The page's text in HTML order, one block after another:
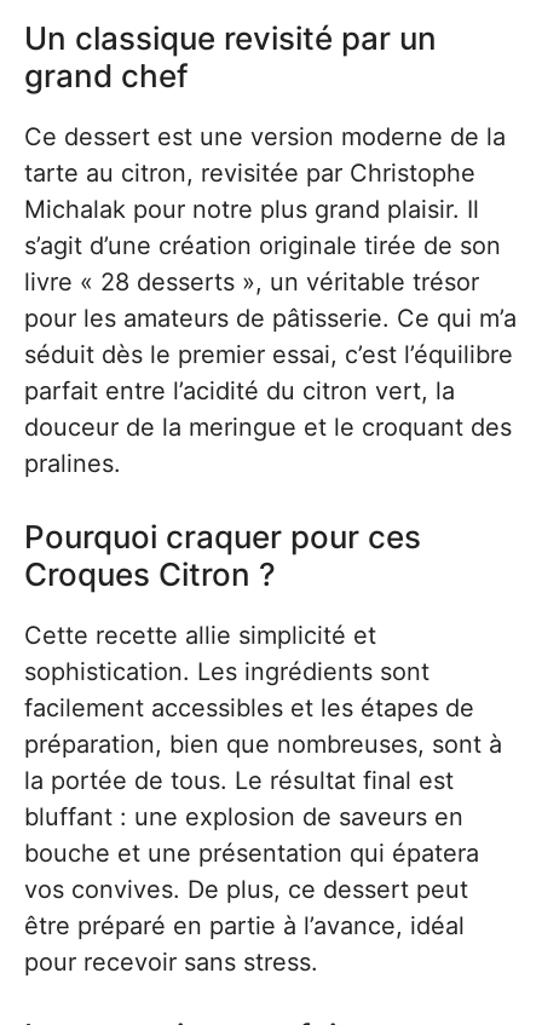
Un classique revisité par un
grand chef
Ce dessert est une version moderne de la
tarte au citron, revisitée par Christophe
Michalak pour notre plus grand plaisir. Il
s’agit d’une création originale tirée de son
livre « 28 desserts », un véritable trésor
pour les amateurs de pâtisserie. Ce qui m’a
séduit dès le premier essai, c’est l’équilibre
parfait entre l’acidité du citron vert, la
douceur de la meringue et le croquant des
pralines.
Pourquoi craquer pour ces
Croques Citron ?
Cette recette allie simplicité et
sophistication. Les ingrédients sont
facilement accessibles et les étapes de
préparation, bien que nombreuses, sont à
la portée de tous. Le résultat final est
bluffant : une explosion de saveurs en
bouche et une présentation qui épatera
vos convives. De plus, ce dessert peut
être préparé en partie à l’avance, idéal
pour recevoir sans stress.